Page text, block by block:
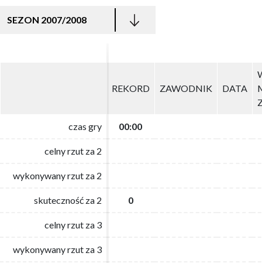
SEZON 2007/2008
REKORD ZAWODNIK DATA
czas gry 00:00
celny rzut za 2
wykonywany rzut za 2
skuteczność za 2 0
celny rzut za 3
wykonywany rzut za 3
REKORD ZAWODNIK DATA
czas gry 00:00
celny rzut za 2
wykonywany rzut za 2
skuteczność za 2 0
celny rzut za 3
wykonywany rzut za 3